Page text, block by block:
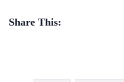
Share This: